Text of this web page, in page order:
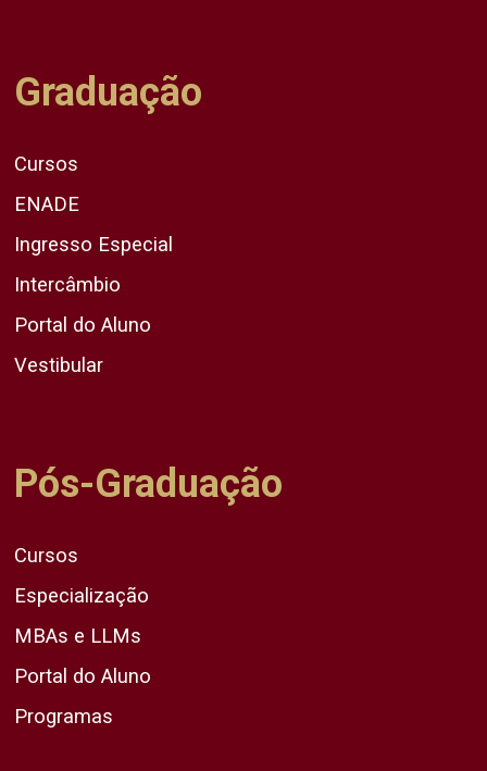
Graduação
Cursos
ENADE
Ingresso Especial
Intercâmbio
Portal do Aluno
Vestibular
Pós-Graduação
Cursos
Especialização
MBAs e LLMs
Portal do Aluno
Programas